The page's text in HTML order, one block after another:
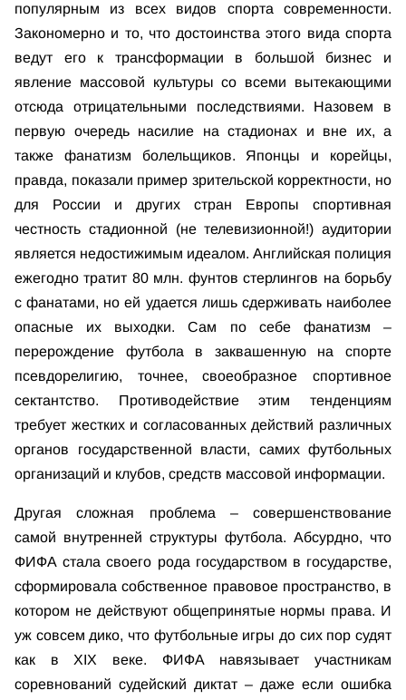
популярным из всех видов спорта современности.
Закономерно и то, что достоинства этого вида спорта
ведут его к трансформации в большой бизнес и
явление массовой культуры со всеми вытекающими
отсюда отрицательными последствиями. Назовем в
первую очередь насилие на стадионах и вне их, а
также фанатизм болельщиков. Японцы и корейцы,
правда, показали пример зрительской корректности, но
для России и других стран Европы спортивная
честность стадионной (не телевизионной!) аудитории
является недостижимым идеалом. Английская полиция
ежегодно тратит 80 млн. фунтов стерлингов на борьбу
с фанатами, но ей удается лишь сдерживать наиболее
опасные их выходки. Сам по себе фанатизм –
перерождение футбола в заквашенную на спорте
псевдорелигию, точнее, своеобразное спортивное
сектантство. Противодействие этим тенденциям
требует жестких и согласованных действий различных
органов государственной власти, самих футбольных
организаций и клубов, средств массовой информации.
Другая сложная проблема – совершенствование
самой внутренней структуры футбола. Абсурдно, что
ФИФА стала своего рода государством в государстве,
сформировала собственное правовое пространство, в
котором не действуют общепринятые нормы права. И
уж совсем дико, что футбольные игры до сих пор судят
как в XIX веке. ФИФА навязывает участникам
соревнований судейский диктат – даже если ошибка